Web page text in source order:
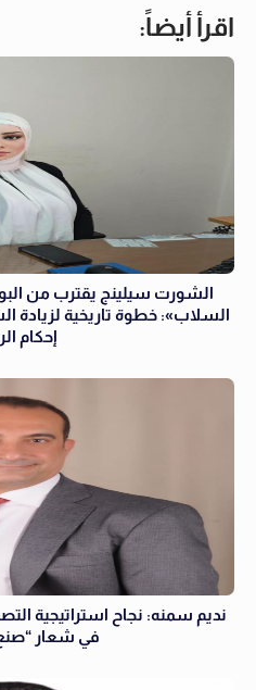
اقرأ أيضاً:
الشورت سيلينج يقترب من
السلاب»: خطوة تاريخية
إحكام
نديم سمنه: نجاح استراتيجية
في شعار